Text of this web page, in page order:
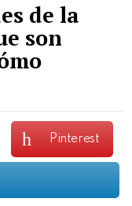
de la
son
Pinterest